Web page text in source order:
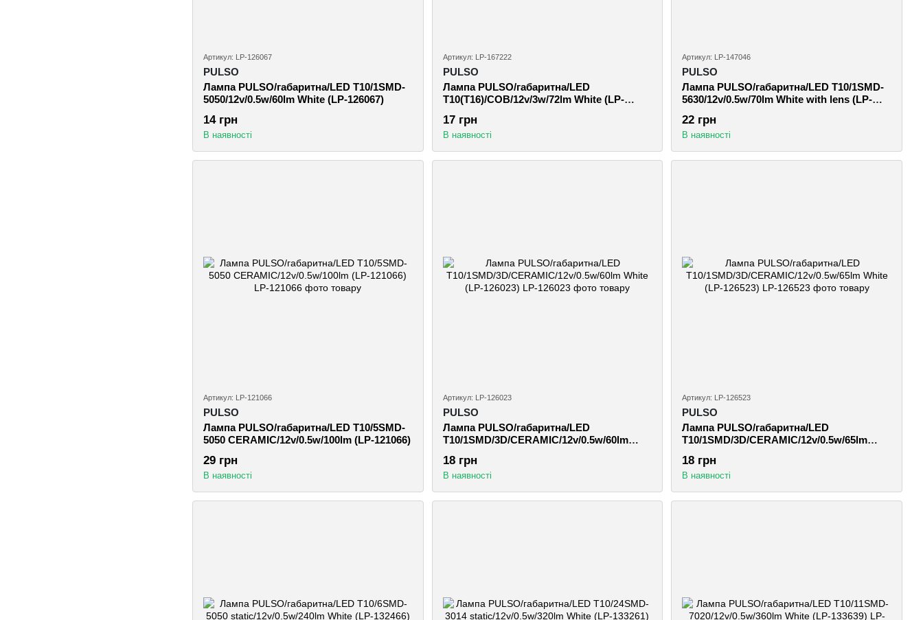
Артикул: LP-126067
PULSO
Лампа PULSO/габаритна/LED T10/1SMD-
5050/12v/0.5w/60lm White (LP-126067)
14 грн
В наявності
Артикул: LP-167222
PULSO
Лампа PULSO/габаритна/LED
T10(T16)/COB/12v/3w/72lm White (LP-
17 грн
В наявності
Артикул: LP-147046
PULSO
Лампа PULSO/габаритна/LED T10/1SMD-
5630/12v/0.5w/70lm White with lens (LP-
22 грн
В наявності
Артикул: LP-121066
PULSO
Лампа PULSO/габаритна/LED T10/5SMD-
5050 CERAMIC/12v/0.5w/100lm (LP-121066)
29 грн
В наявності
Артикул: LP-126023
PULSO
Лампа PULSO/габаритна/LED
T10/1SMD/3D/CERAMIC/12v/0.5w/60lm
18 грн
В наявності
Артикул: LP-126523
PULSO
Лампа PULSO/габаритна/LED
T10/1SMD/3D/CERAMIC/12v/0.5w/65lm
18 грн
В наявності